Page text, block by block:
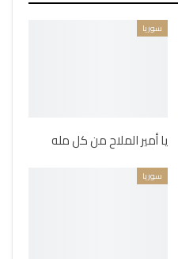
سوريا
يا أمير الملاح من كل مله
سوريا